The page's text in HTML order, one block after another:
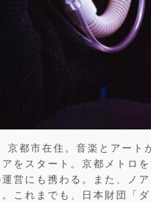
京都市在住。音楽とアー
をスタート。京都メトロ
営にも携わる。また、ノ
これまでも、日本財団「